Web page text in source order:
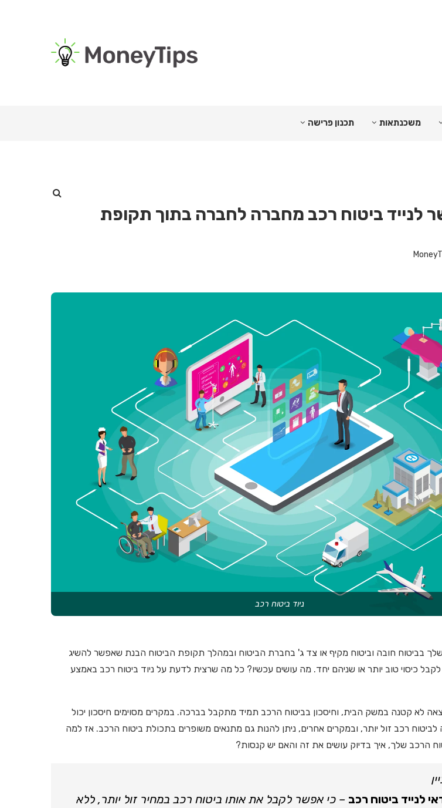
משכנתאות תכנון פרישה
לנייד ביטוח רכב מחברה לחברה בתוך תקופת
ניוד ביטוח רכב
בביטוח חובה וביטוח מקיף או צד ג' בחברת הביטוח ובמהלך תקופת הביטוח הבנת שאפשר להשיג
לקבל כיסוי טוב יותר או שניהם יחד. מה עושים עכשיו? כל מה שרצית לדעת על ניוד ביטוח רכב באמצע
לא קטנה במשק הבית, וחיסכון בביטוח הרכב תמיד מתקבל בברכה. במקרים מסוימים חיסכון יכול
רכב זול יותר, ובמקרים אחרים, ניתן להנות גם מתנאים משופרים בתכולת ביטוח הרכב. אז למה
הרכב שלך, איך בדיוק עושים את זה והאם יש קנסות?
לנייד ביטוח רכב – כי אפשר לקבל את אותו ביטוח רכב במחיר זול יותר, ללא